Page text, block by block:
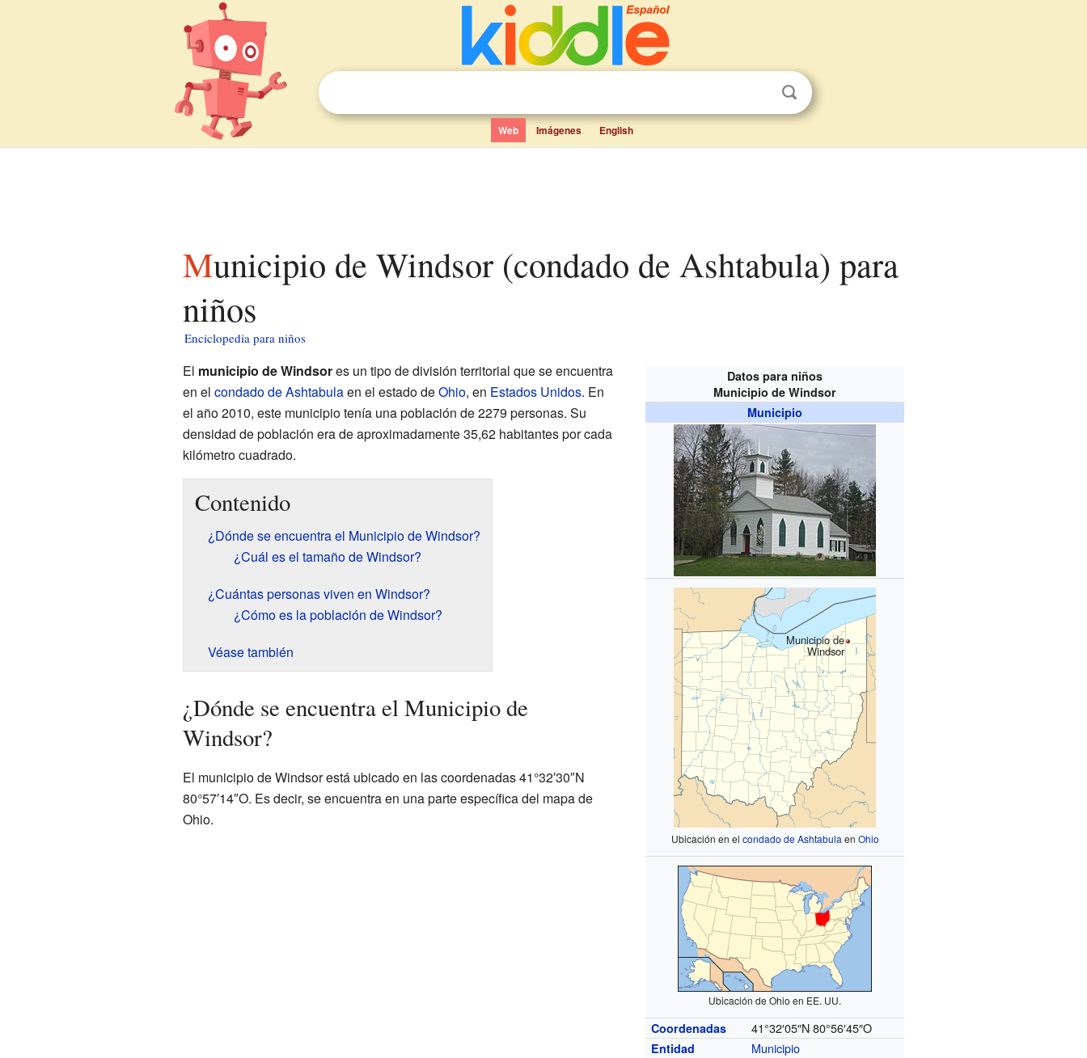
Web Imágenes English
Municipio de Windsor (condado de Ashtabula) para
niños
Enciclopedia para niños
Datos para niños
Municipio de Windsor
Municipio
Municipio de
Windsor
Ubicación en el condado de Ashtabula en Ohio
Ubicación de Ohio en EE. UU.
Coordenadas 41°32′05″N 80°56′45″O
Entidad
Municipio
El municipio de Windsores un tipo de división territorial que se encuentra
en el condado de Ashtabulaen el estado deOhio, en Estados Unidos. En
el año 2010, este municipio tenía una población de 2279 personas. Su
densidad de población era de aproximadamente 35,62 habitantes por cada
kilómetro cuadrado.
Contenido
¿Dónde se encuentra el Municipio de Windsor?
¿Cuál es el tamaño de Windsor?
¿Cuántas personas viven en Windsor?
¿Cómo es la población de Windsor?
Véase también
¿Dónde se encuentra el Municipio de
Windsor?
El municipio de Windsor está ubicado en las coordenadas 41°32′30″N
80°57′14″O. Es decir, se encuentra en una parte específica del mapa de
Ohio.